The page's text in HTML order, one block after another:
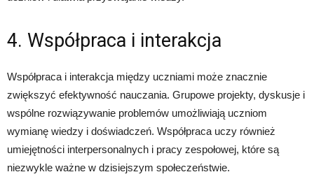
4. Współpraca i interakcja
Współpraca i interakcja między uczniami może znacznie
zwiększyć efektywność nauczania. Grupowe projekty, dyskusje i
wspólne rozwiązywanie problemów umożliwiają uczniom
wymianę wiedzy i doświadczeń. Współpraca uczy również
umiejętności interpersonalnych i pracy zespołowej, które są
niezwykle ważne w dzisiejszym społeczeństwie.